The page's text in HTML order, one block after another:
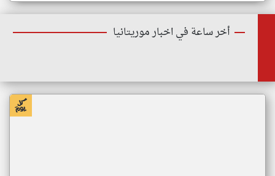
أخر ساعة في اخبار موريتانيا